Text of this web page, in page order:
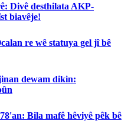
Divê desthilata AKP-
biavêje!
re wê statuya gel jî bê
dewam dikin:
Bila mafê hêviyê pêk bê